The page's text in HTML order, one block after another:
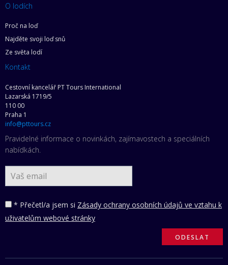
O lodích
Proč na loď
Najděte svoji loď snů
Ze světa lodí
Kontakt
Cestovní kancelář PT Tours International
Lazarská 1719/5
110 00
Praha 1
info@pttours.cz
Pravidelné informace o novinkách, zajímavostech a speciálních
nabídkách.
* Přečetl/a jsem si Zásady ochrany osobních údajů ve vztahu k
uživatelům webové stránky